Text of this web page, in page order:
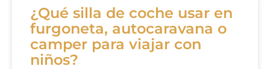
¿Qué silla de coche usar en
furgoneta, autocaravana o
camper para viajar con
niños?